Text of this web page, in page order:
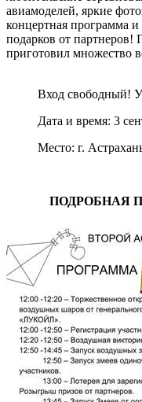
авиамоделей, яркие
концертная программа
подарков от партнеров!
приготовил множество
Вход свободный!
Дата и время: 3
Место: г.
ПОДРОБНАЯ